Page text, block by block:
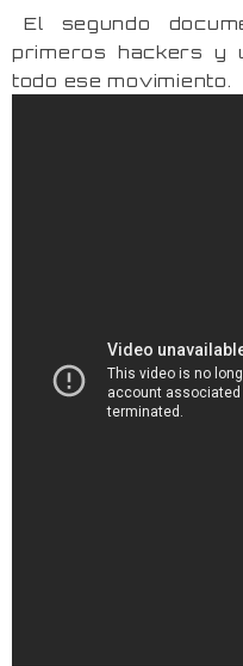
El segundo
primeros hackers y
todo ese movimiento.